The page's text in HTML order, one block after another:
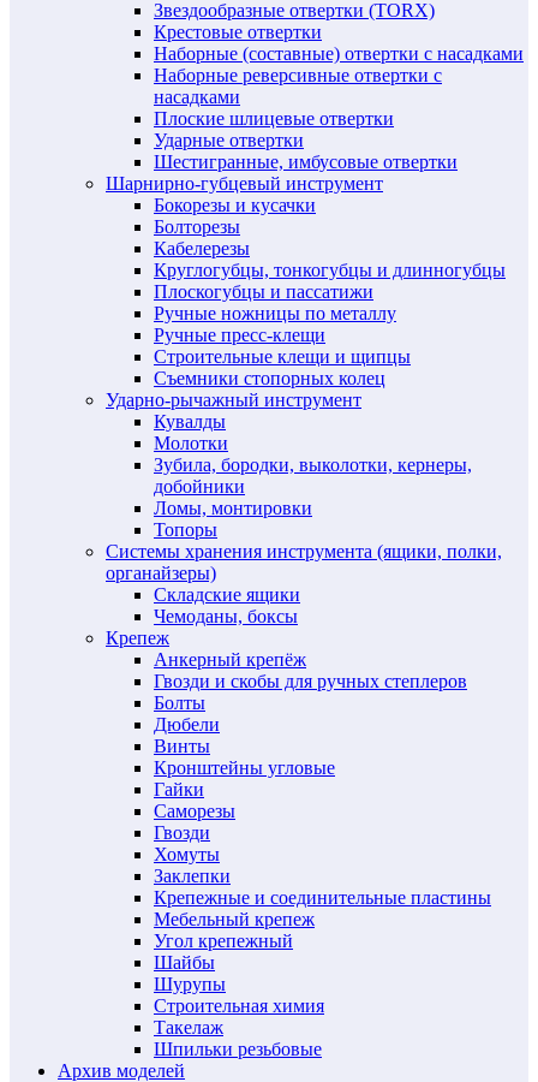
Звездообразные отвертки (TORX)
Крестовые отвертки
Наборные (составные) отвертки с насадками
Наборные реверсивные отвертки с
насадками
Плоские шлицевые отвертки
Ударные отвертки
Шестигранные, имбусовые отвертки
Шарнирно-губцевый инструмент
Бокорезы и кусачки
Болторезы
Кабелерезы
Круглогубцы, тонкогубцы и длинногубцы
Плоскогубцы и пассатижи
Ручные ножницы по металлу
Ручные пресс-клещи
Строительные клещи и щипцы
Съемники стопорных колец
Ударно-рычажный инструмент
Кувалды
Молотки
Зубила, бородки, выколотки, кернеры,
добойники
Ломы, монтировки
Топоры
Системы хранения инструмента (ящики, полки,
органайзеры)
Складские ящики
Чемоданы, боксы
Крепеж
Анкерный крепёж
Гвозди и скобы для ручных степлеров
Болты
Дюбели
Винты
Кронштейны угловые
Гайки
Саморезы
Гвозди
Хомуты
Заклепки
Крепежные и соединительные пластины
Мебельный крепеж
Угол крепежный
Шайбы
Шурупы
Строительная химия
Такелаж
Шпильки резьбовые
Архив моделей